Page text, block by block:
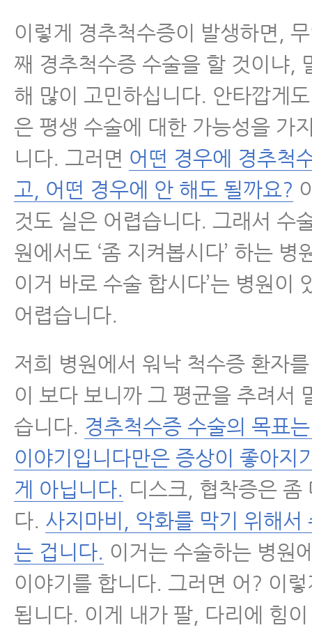
이렇게 경추척수증이 발생하면,
째 경추척수증 수술을 할 것이냐,
해 많이 고민하십니다. 안타깝게
은 평생 수술에 대한 가능성을 가
니다. 그러면 어떤 경우에 경추척
고, 어떤 경우에 안 해도 될까요?
것도 실은 어렵습니다. 그래서 수
원에서도 ‘좀 지켜봅시다’ 하는 병
이거 바로 수술 합시다’는 병원이
어렵습니다.
저희 병원에서 워낙 척수증 환자
이 보다 보니까 그 평균을 추려서
습니다. 경추척수증 수술의 목표
이야기입니다만은 증상이 좋아지
게 아닙니다. 디스크, 협착증은 좀
다. 사지마비, 악화를 막기 위해서
는 겁니다. 이거는 수술하는 병원
이야기를 합니다. 그러면 어? 이
됩니다. 이게 내가 팔, 다리에 힘